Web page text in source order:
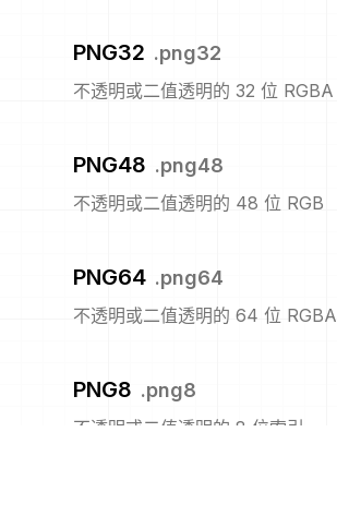
PNG32 .png32
不透明或二值透明的 32 位 RGBA
PNG48 .png48
不透明或二值透明的 48 位 RGB
PNG64 .png64
不透明或二值透明的 64 位 RGBA
PNG8 .png8
不透明或二值透明的 8 位索引